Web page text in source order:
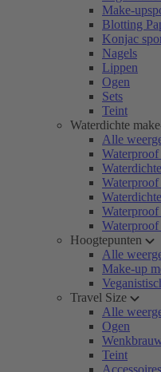
Make-
Blotting
Konjac
Nagels
Lippen
Ogen
Sets
Teint
Waterdichte
Alle
Waterproof
Hoogtepunten
Alle
Make-up
Travel Size
Alle
Ogen
Teint
Accessoires